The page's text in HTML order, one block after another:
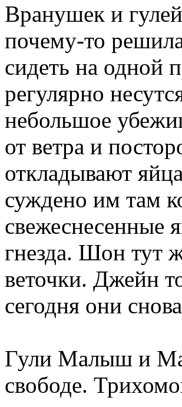
Вранушек и
почему-то
сидеть на одной
регулярно
небольшое
от ветра и
откладывают
суждено им там
свежеснесенные
гнезда. Шон тут
веточки. Джейн
сегодня они
Гули Малыш и
свободе.